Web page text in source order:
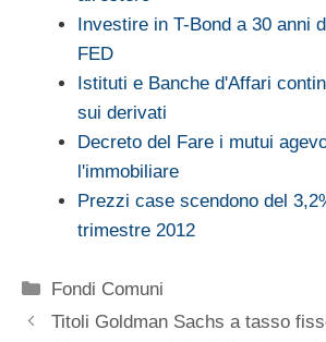
Investire in T-Bond a 30 anni
FED
Istituti e Banche d'Affari
sui derivati
Decreto del Fare i mutui
l'immobiliare
Prezzi case scendono del
trimestre 2012
Categorie
Fondi Comuni
Titoli Goldman Sachs a tasso